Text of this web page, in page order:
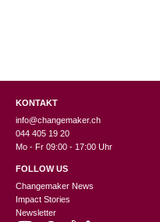
KONTAKT
info@changemaker.ch
044 405 19 20
Mo - Fr 09:00 - 17:00 Uhr
FOLLOW US
Changemaker News
Impact Stories
Newsletter